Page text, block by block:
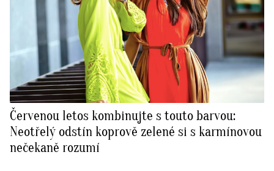
Červenou letos kombinujte s touto barvou:
Neotřelý odstín koprově zelené si s karmínovou
nečekaně rozumí